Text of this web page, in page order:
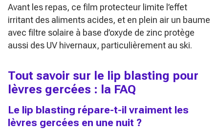
Avant les repas, ce film protecteur limite l’effet
irritant des aliments acides, et en plein air un baume
avec filtre solaire à base d’oxyde de zinc protège
aussi des UV hivernaux, particulièrement au ski.
Tout savoir sur le lip blasting pour
lèvres gercées : la FAQ
Le lip blasting répare-t-il vraiment les
lèvres gercées en une nuit ?